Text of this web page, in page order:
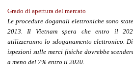
Grado di apertura del mercato
Le procedure doganali elettroniche sono
2013. Il Vietnam spera che entro il
utilizzeranno lo sdoganamento elettronico.
ispezioni sulle merci fisiche dovrebbe
a meno del 7% entro il 2020.